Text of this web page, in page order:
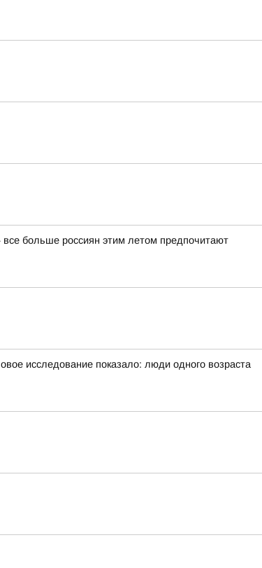
больше россиян этим летом предпочитают
исследование показало: люди одного возраста